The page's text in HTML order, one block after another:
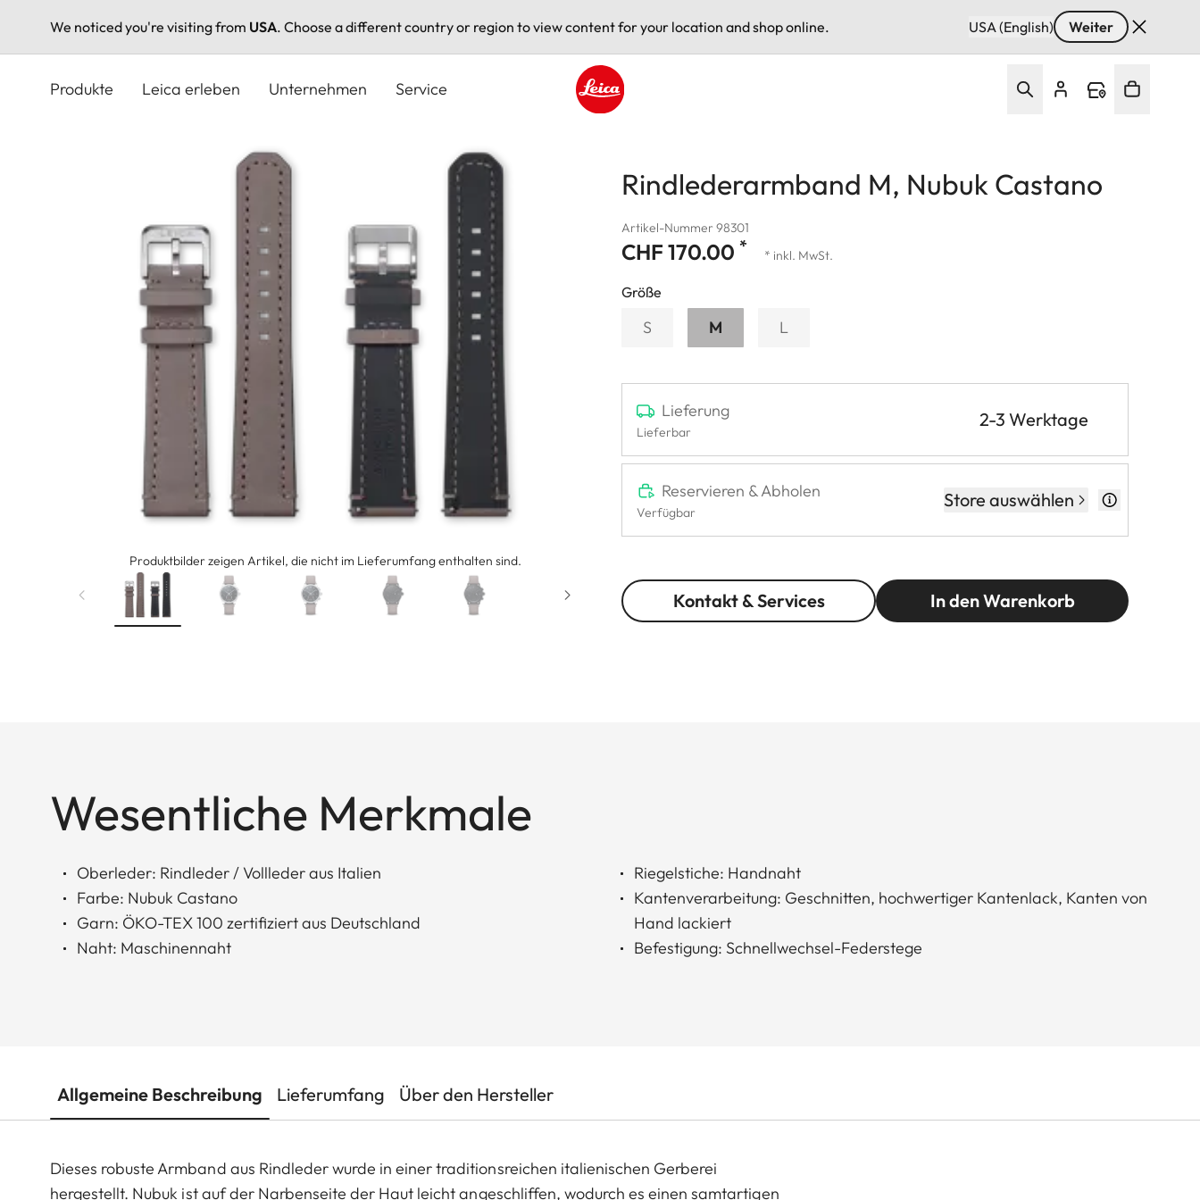
We noticed you're visiting from USA. Choose a different country or region to view content for your location and shop online. USA (English) Weiter
Produkte Leica erleben Unternehmen Service
Produktbilder zeigen Artikel, die nicht im Lieferumfang enthalten sind.
Rindlederarmband M, Nubuk Castano
Artikel-Nummer 98301
CHF 170.00 * * inkl. MwSt.
Größe
S M L
Lieferung
Lieferbar
2-3 Werktage
Reservieren & Abholen
Verfügbar
Store auswählen
Kontakt & Services In den Warenkorb
Wesentliche Merkmale
Oberleder: Rindleder / Vollleder aus Italien
Farbe: Nubuk Castano
Garn: ÖKO-TEX 100 zertifiziert aus Deutschland
Naht: Maschinennaht
Riegelstiche: Handnaht
Kantenverarbeitung: Geschnitten, hochwertiger Kantenlack, Kanten von
Hand lackiert
Befestigung: Schnellwechsel-Federstege
Allgemeine Beschreibung Lieferumfang Über den Hersteller
Dieses robuste Armband aus Rindleder wurde in einer traditionsreichen italienischen Gerberei
hergestellt. Nubuk ist auf der Narbenseite der Haut leicht angeschliffen, wodurch es einen samtartigen